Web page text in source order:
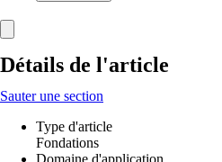
Détails de l'article
Sauter une section
Type d'article
Fondations
Domaine d'application